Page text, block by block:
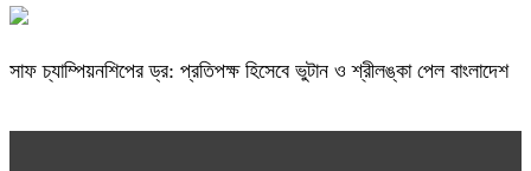
সাফ চ্যাম্পিয়নশিপের ড্র: প্রতিপক্ষ হিসেবে ভুটান ও শ্রীলঙ্কা পেল বাংলাদেশ